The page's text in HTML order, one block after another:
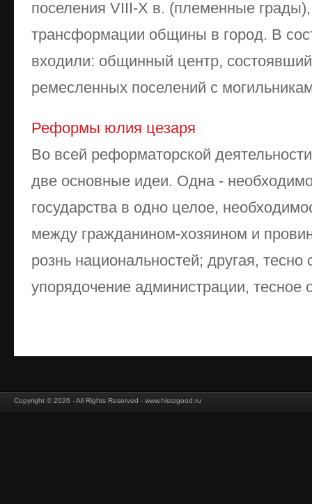
поселения VIII-X в. (племенные
трансформации общины в город. В
входили: общинный центр,
ремесленных поселений с
Реформы юлия цезаря
Во всей реформаторской
две основные идеи. Одна -
государства в одно целое,
между гражданином-хозяином и
рознь национальностей; другая, тесно
упорядочение администрации, тесное
Copyright © 2026 - All Rights Reserved - www.histogood.ru